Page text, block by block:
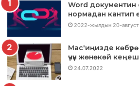
Word документин
нормадан кантип
2022-жылдын 20-
Mac'иңизде
үчүн жөнөкөй
24.07.2022